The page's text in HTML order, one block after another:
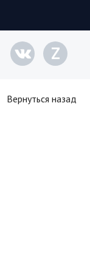
Z
Вернуться назад